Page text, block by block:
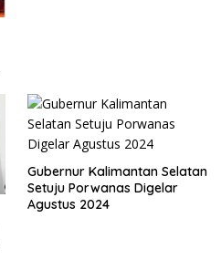
Gubernur Kalimantan Selatan
Setuju Porwanas Digelar
Agustus 2024